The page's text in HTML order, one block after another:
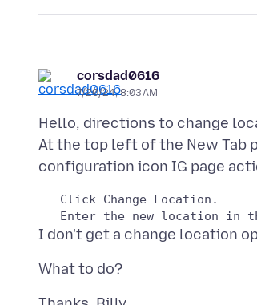
corsdad0616
7/20/24, 8:03 AM
Hello, directions to change
At the top left of the New Tab
   Click Change Location.